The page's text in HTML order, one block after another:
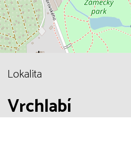
Lokalita
Vrchlabí